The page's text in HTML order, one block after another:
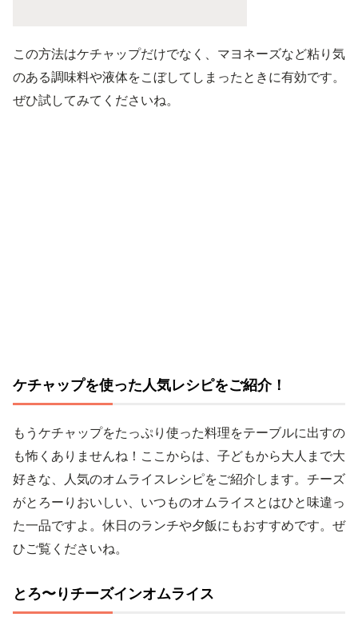
この方法はケチャップだけでなく、マヨネーズなど粘り気
のある調味料や液体をこぼしてしまったときに有効です。
ぜひ試してみてくださいね。
ケチャップを使った人気レシピをご紹介！
もうケチャップをたっぷり使った料理をテーブルに出すの
も怖くありませんね！ここからは、子どもから大人まで大
好きな、人気のオムライスレシピをご紹介します。チーズ
がとろーりおいしい、いつものオムライスとはひと味違っ
た一品ですよ。休日のランチや夕飯にもおすすめです。ぜ
ひご覧くださいね。
とろ〜りチーズインオムライス